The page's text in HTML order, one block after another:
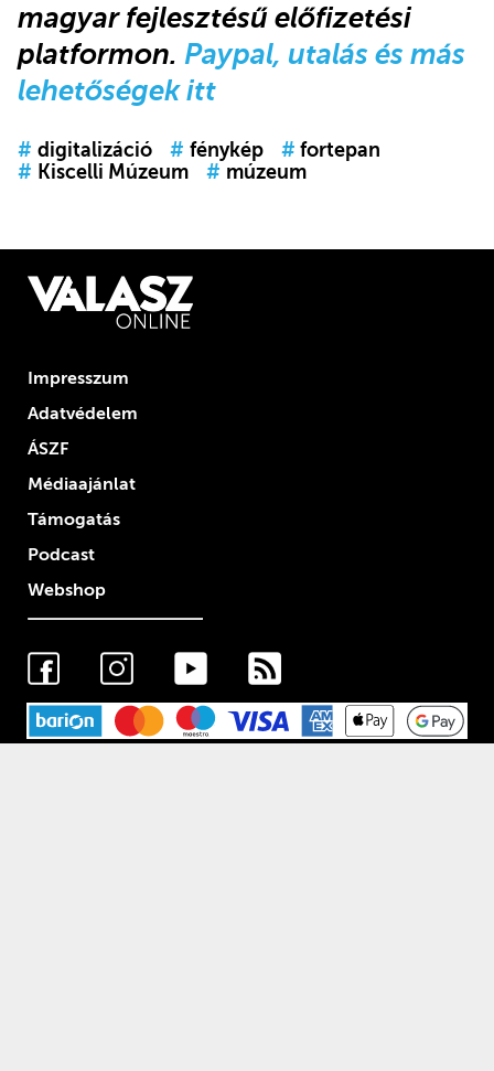
magyar fejlesztésű előfizetési
platformon. Paypal, utalás és más
lehetőségek itt
# digitalizáció # fénykép # fortepan
# Kiscelli Múzeum # múzeum
Impresszum
Adatvédelem
ÁSZF
Médiaajánlat
Támogatás
Podcast
Webshop